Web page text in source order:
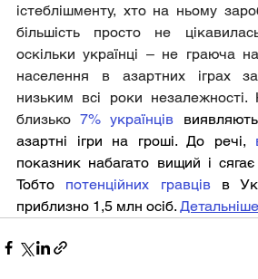
істеблішменту, хто на ньому
більшість просто не
оскільки українці – не граюча
населення в азартних іграх
низьким всі роки
близько 7% українців
азартні ігри на гроші. До речі,
показник набагато вищий і
Тобто потенційних гравців в
приблизно 1,5 млн осіб. Детальніше